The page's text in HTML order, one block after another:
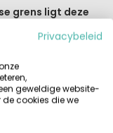
grens ligt deze
om je
niet.
op.
van de rivier
Privacybeleid
geweldige website-
cookies die we